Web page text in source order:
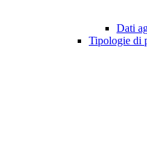
Dati
Tipologie di